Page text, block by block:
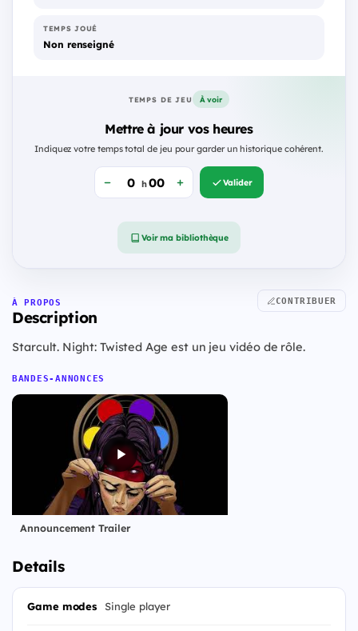
TEMPS JOUÉ
Non renseigné
TEMPS DE JEU À voir
Mettre à jour vos heures
Indiquez votre temps total de jeu pour garder un historique cohérent.
h Valider
Voir ma bibliothèque
À PROPOS
Description
CONTRIBUER
Starcult. Night: Twisted Age est un jeu vidéo de rôle.
BANDES-ANNONCES
Announcement Trailer
Details
Game modes Single player